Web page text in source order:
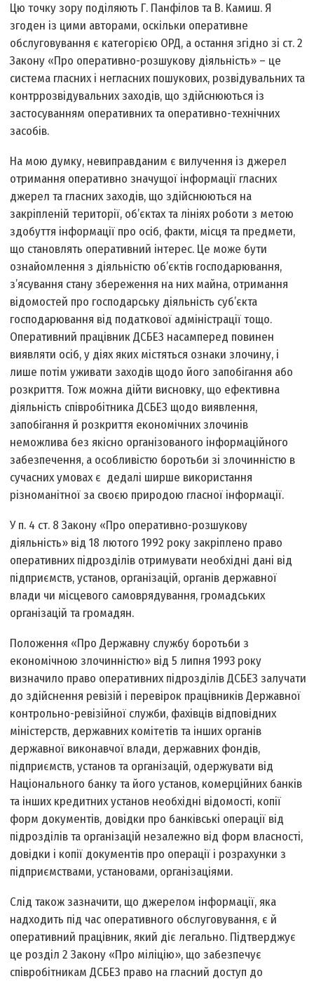
Цю точку зору поділяють Г. Панфілов та В. Камиш. Я
згоден із цими авторами, оскільки оперативне
обслуговування є категорією ОРД, а остання згідно зі ст. 2
Закону «Про оперативно-розшукову діяльність» – це
система гласних і негласних пошукових, розвідувальних та
контррозвідувальних заходів, що здійснюються із
застосуванням оперативних та оперативно-технічних
засобів.
На мою думку, невиправданим є вилучення із джерел
отримання оперативно значущої інформації гласних
джерел та гласних заходів, що здійснюються на
закріпленій території, об’єктах та лініях роботи з метою
здобуття інформації про осіб, факти, місця та предмети,
що становлять оперативний інтерес. Це може бути
ознайомлення з діяльністю об’єктів господарювання,
з’ясування стану збереження на них майна, отримання
відомостей про господарську діяльність суб’єкта
господарювання від податкової адміністрації тощо.
Оперативний працівник ДСБЕЗ насамперед повинен
виявляти осіб, у діях яких містяться ознаки злочину, і
лише потім уживати заходів щодо його запобігання або
розкриття. Тож можна дійти висновку, що ефективна
діяльність співробітника ДСБЕЗ щодо виявлення,
запобігання й розкриття економічних злочинів
неможлива без якісно організованого інформаційного
забезпечення, а особливістю боротьби зі злочинністю в
сучасних умовах є дедалі ширше використання
різноманітної за своєю природою гласної інформації.
У п. 4 ст. 8 Закону «Про оперативно-розшукову
діяльність» від 18 лютого 1992 року закріплено право
оперативних підрозділів отримувати необхідні дані від
підприємств, установ, організацій, органів державної
влади чи місцевого самоврядування, громадських
організацій та громадян.
Положення «Про Державну службу боротьби з
економічною злочинністю» від 5 липня 1993 року
визначило право оперативних підрозділів ДСБЕЗ залучати
до здійснення ревізій і перевірок працівників Державної
контрольно-ревізійної служби, фахівців відповідних
міністерств, державних комітетів та інших органів
державної виконавчої влади, державних фондів,
підприємств, установ та організацій, одержувати від
Національного банку та його установ, комерційних банків
та інших кредитних установ необхідні відомості, копії
форм документів, довідки про банківські операції від
підрозділів та організацій незалежно від форм власності,
довідки і копії документів про операції і розрахунки з
підприємствами, установами, організаціями.
Слід також зазначити, що джерелом інформації, яка
надходить під час оперативного обслуговування, є й
оперативний працівник, який діє легально. Підтверджує
це розділ 2 Закону «Про міліцію», що забезпечує
співробітникам ДСБЕЗ право на гласний доступ до